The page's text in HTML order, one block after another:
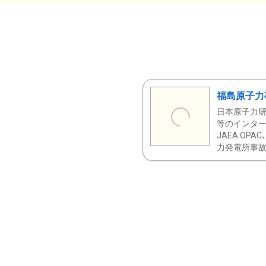
福島原子
日本原子力
等のインタ
JAEA OPAC
力発電所事